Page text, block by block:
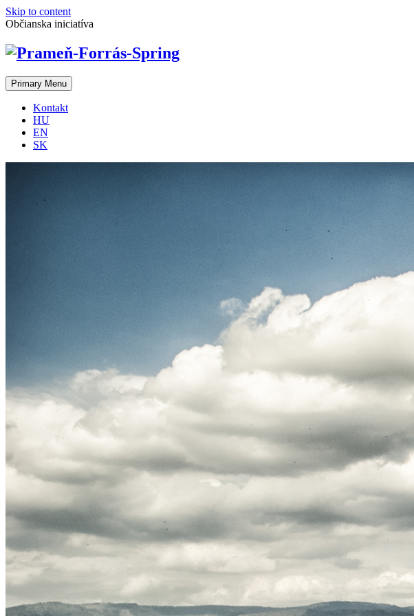
Skip to content
Občianska iniciatíva
Primary Menu
Kontakt
HU
EN
SK